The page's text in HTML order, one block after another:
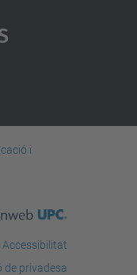
i
Accessibilitat
de privadesa